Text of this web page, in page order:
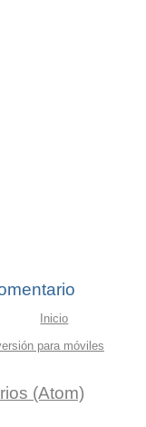
Inicio
para móviles
(Atom)